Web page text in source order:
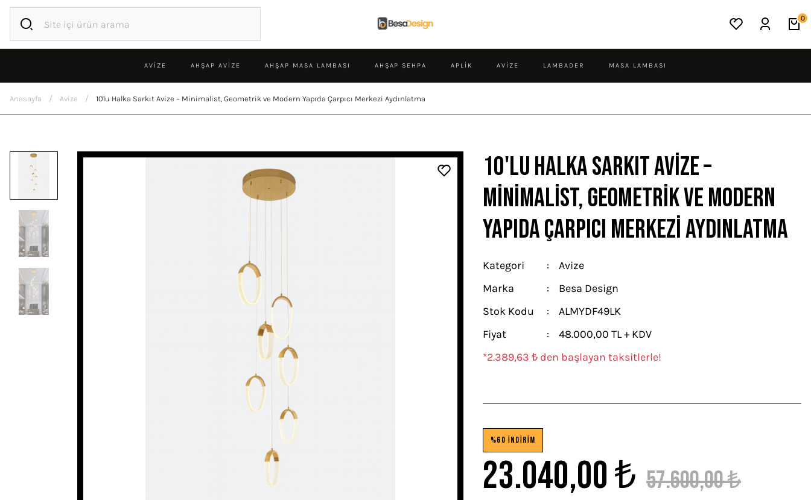
0
AVİZE AHŞAP AVIZE AHŞAP MASA LAMBASI AHŞAP SEHPA APLIK AVIZE LAMBADER MASA LAMBASI
Anasayfa Avize 10'lu Halka Sarkıt Avize – Minimalist, Geometrik ve Modern Yapıda Çarpıcı Merkezi Aydınlatma
10'lu Halka Sarkıt Avize –
Minimalist, Geometrik ve Modern
Yapıda Çarpıcı Merkezi Aydınlatma
Kategori
Avize
Marka
Besa Design
Stok Kodu
ALMYDF49LK
Fiyat
48.000,00 TL + KDV
*2.389,63 ₺ den başlayan taksitlerle!
%60 İNDİRİM
23.040,00 ₺ 57.600,00 ₺